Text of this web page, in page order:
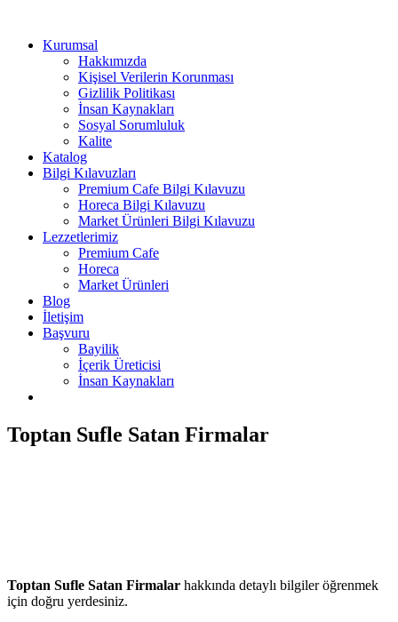
Kurumsal
Hakkımızda
Kişisel Verilerin Korunması
Gizlilik Politikası
İnsan Kaynakları
Sosyal Sorumluluk
Kalite
Katalog
Bilgi Kılavuzları
Premium Cafe Bilgi Kılavuzu
Horeca Bilgi Kılavuzu
Market Ürünleri Bilgi Kılavuzu
Lezzetlerimiz
Premium Cafe
Horeca
Market Ürünleri
Blog
İletişim
Başvuru
Bayilik
İçerik Üreticisi
İnsan Kaynakları
Toptan Sufle Satan Firmalar
Toptan Sufle Satan Firmalar hakkında detaylı bilgiler öğrenmek
için doğru yerdesiniz.